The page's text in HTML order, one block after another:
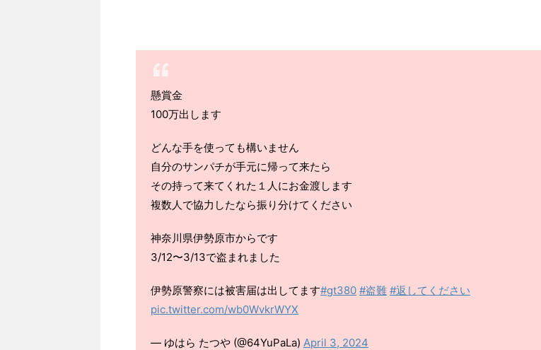
懸賞金
100万出します
どんな手を使っても構いません
自分のサンパチが手元に帰って来たら
その持って来てくれた１人にお金渡します
複数人で協力したなら振り分けてください
神奈川県伊勢原市からです
3/12〜3/13で盗まれました
伊勢原警察には被害届は出してます#gt380 #盗難 #返してください
pic.twitter.com/wb0WvkrWYX
— ゆはら たつや (@64YuPaLa) April 3, 2024